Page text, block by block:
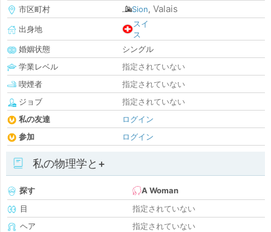
市区町村
Sion, Valais
出身地
スイ
ス
婚姻状態
シングル
学業レベル
指定されていない
喫煙者
指定されていない
ジョブ
指定されていない
私の友達
ログイン
参加
ログイン
私の物理学と+
探す
A Woman
目
指定されていない
ヘア
指定されていない